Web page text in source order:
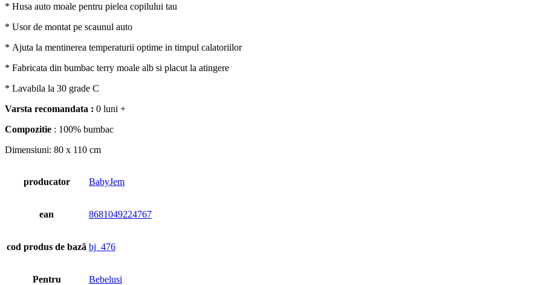
* Husa auto moale pentru pielea copilului tau
* Usor de montat pe scaunul auto
* Ajuta la mentinerea temperaturii optime in timpul calatoriilor
* Fabricata din bumbac terry moale alb si placut la atingere
* Lavabila la 30 grade C
Varsta recomandata : 0 luni +
Compozitie : 100% bumbac
Dimensiuni: 80 x 110 cm
producator BabyJem
ean 8681049224767
cod produs de bază bj_476
Pentru Bebelusi